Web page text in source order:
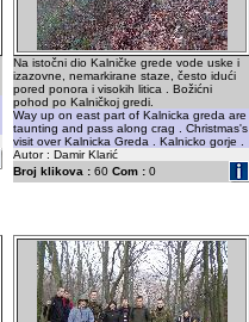
Na istočni dio Kalničke grede vode uske i
izazovne, nemarkirane staze, često idući
pored ponora i visokih litica . Božićni
pohod po Kalničkoj gredi.
Way up on east part of Kalnicka greda are
taunting and pass along crag . Christmas's
visit over Kalnicka Greda . Kalnicko gorje .
Autor : Damir Klarić
Broj klikova : 60 Com : 0